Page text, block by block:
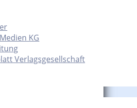
KG
Verlagsgesellschaft